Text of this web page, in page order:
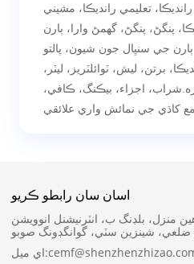
تعليمي رانديڪا، مشيني
پنگڻ، پنگڻ، گھمڻ وارا، ٻارن
جي سنڀال جون شيون، پالتو
برتن، ليش، ٽوائلٽريز، ليٽر،
اجزاء، بيڪنگ، ڪافي،
کاڌي جي نمائش واري علائقي
اسان سان رابطو ڪريو
هين منزل، بلڊنگ ب، انٽرنيشنل انوويشن
ضلعي، شينزين سٽي، گوانگڊونگ صوبو
اي ميل: